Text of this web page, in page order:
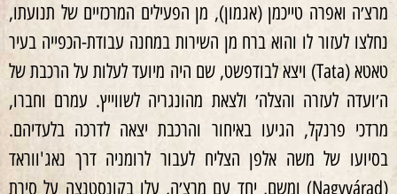
מרצ׳ה ואפרה טייכמן (אגמון), מן הפעילים המרכזיים של תנועתו,
נחלצו לעזור לו והוא ברח מן השירות במחנה עבודת-הכפייה בעיר
טאטא (Tata) ויצא לבודפשט, שם היה מיועד לעלות על הרכבת של
ה׳ועדה לעזרה והצלה׳ ולצאת מהונגריה לשווייץ. עמרם וחברו,
מרדכי פרנקל, הגיעו באיחור והרכבת יצאה לדרכה בלעדיהם.
בסיועו של משה אלפן הצליח לעבור לרומניה דרך נאג'ווראד
(Nagyvárad) ומשם, יחד עם מרצ׳ה, עלו בקונסטנצה על סירת